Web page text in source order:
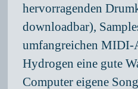
hervorragenden
downloadbar),
umfangreichen
Hydrogen eine gute
Computer eigene